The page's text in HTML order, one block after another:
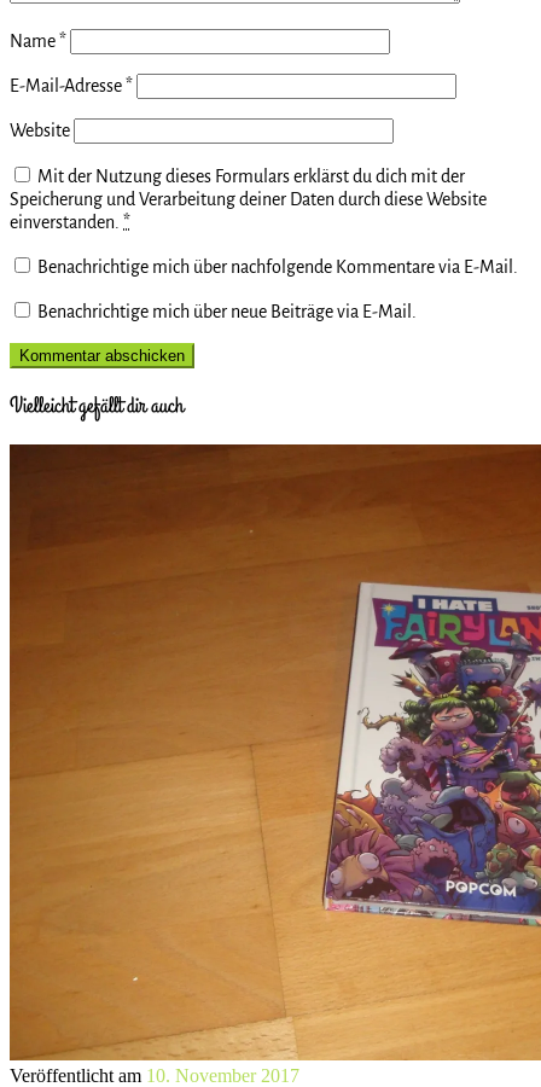
Name*
E-Mail-Adresse*
Website
Mit der Nutzung dieses Formulars erklärst du dich mit der
Speicherung und Verarbeitung deiner Daten durch diese Website
einverstanden. *
Benachrichtige mich über nachfolgende Kommentare via E-Mail.
Benachrichtige mich über neue Beiträge via E-Mail.
Vielleicht gefällt dir auch
Veröffentlicht am 10. November 2017